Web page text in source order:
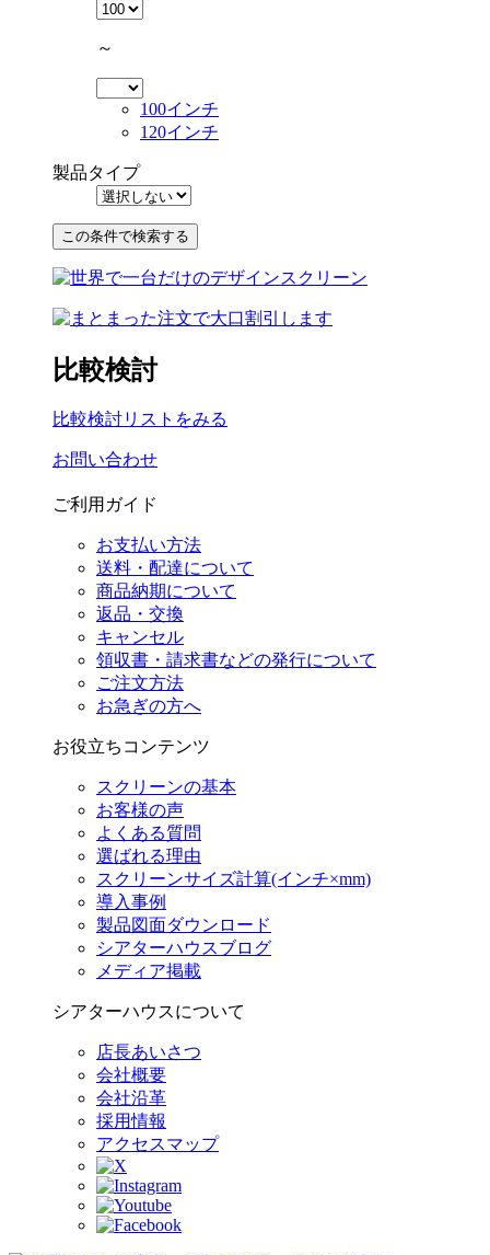
～
100インチ
120インチ
製品タイプ
比較検討
比較検討リストをみる
お問い合わせ
ご利用ガイド
お支払い方法
送料・配達について
商品納期について
返品・交換
キャンセル
領収書・請求書などの発行について
ご注文方法
お急ぎの方へ
お役立ちコンテンツ
スクリーンの基本
お客様の声
よくある質問
選ばれる理由
スクリーンサイズ計算(インチ×mm)
導入事例
製品図面ダウンロード
シアターハウスブログ
メディア掲載
シアターハウスについて
店長あいさつ
会社概要
会社沿革
採用情報
アクセスマップ